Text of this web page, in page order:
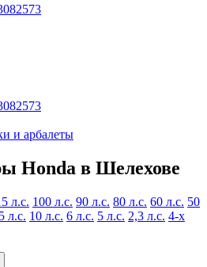
Honda в Шелехове
л.с. 100 л.с. 90 л.с. 80 л.с. 60 л.с. 50
л.с. 10 л.с. 6 л.с. 5 л.с. 2,3 л.с. 4-х